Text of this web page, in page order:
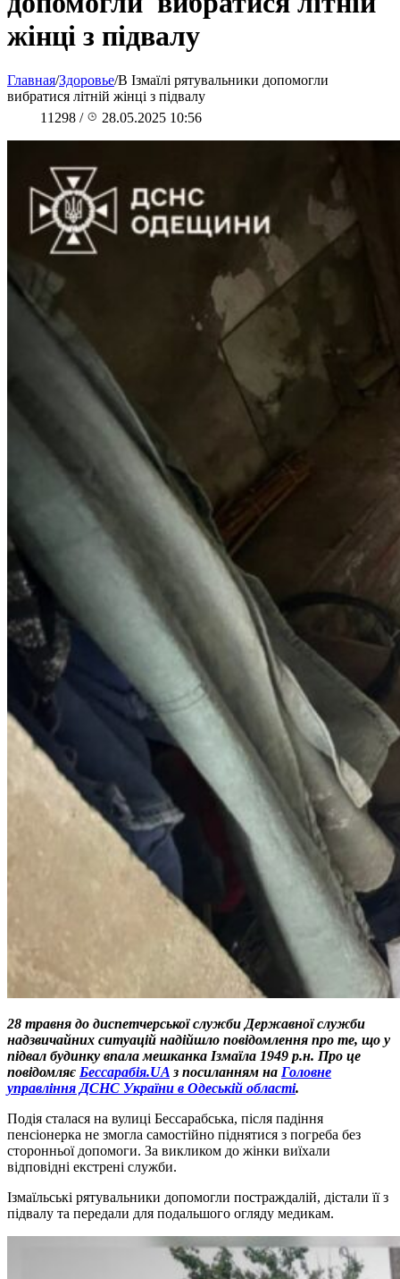
жінці з підвалу
Главная/Здоровье/В Ізмаїлі рятувальники допомогли
вибратися літній жінці з підвалу
11298 / 28.05.2025 10:56
28 травня до диспетчерської служби Державної служби
надзвичайних ситуацій надійшло повідомлення про те, що у
підвал будинку впала мешканка Ізмаїла 1949 р.н. Про це
повідомляє Бессарабія.UA з посиланням на Головне
управління ДСНС України в Одеській області.
Подія сталася на вулиці Бессарабська, після падіння
пенсіонерка не змогла самостійно піднятися з погреба без
сторонньої допомоги. За викликом до жінки виїхали
відповідні екстрені служби.
Ізмаїльські рятувальники допомогли постраждалій, дістали її з
підвалу та передали для подальшого огляду медикам.